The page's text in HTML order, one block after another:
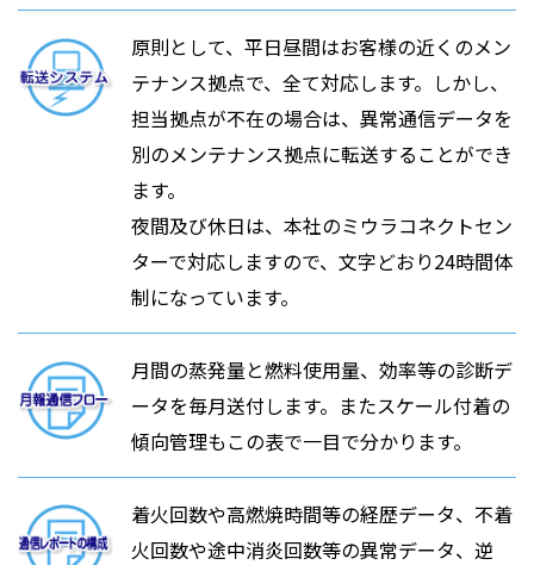
原則として、平日昼間はお客様の近くのメン
テナンス拠点で、全て対応します。しかし、
担当拠点が不在の場合は、異常通信データを
別のメンテナンス拠点に転送することができ
ます。
夜間及び休日は、本社のミウラコネクトセン
ターで対応しますので、文字どおり24時間体
制になっています。
月間の蒸発量と燃料使用量、効率等の診断デ
ータを毎月送付します。またスケール付着の
傾向管理もこの表で一目で分かります。
着火回数や高燃焼時間等の経歴データ、不着
火回数や途中消炎回数等の異常データ、逆